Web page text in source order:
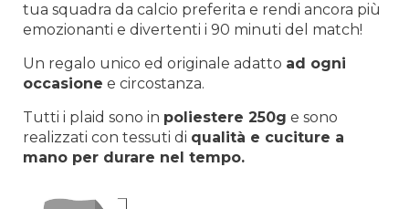
tua squadra da calcio preferita e rendi ancora più
emozionanti e divertenti i 90 minuti del match!
Un regalo unico ed originale adatto ad ogni
occasione e circostanza.
Tutti i plaid sono in poliestere 250g e sono
realizzati con tessuti di qualità e cuciture a
mano per durare nel tempo.